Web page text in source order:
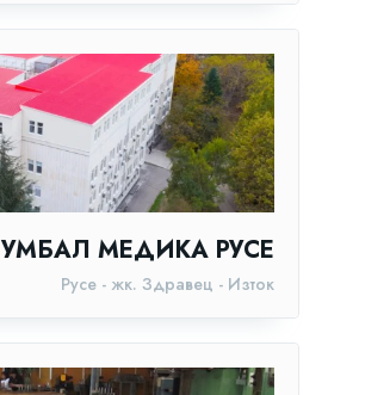
УМБАЛ МЕДИКА РУСЕ
Русе - жк. Здравец - Изток